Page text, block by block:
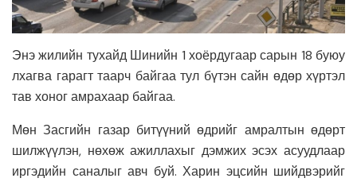
Энэ жилийн тухайд Шинийн 1 хоёрдугаар сарын 18 буюу
лхагва гарагт таарч байгаа тул бүтэн сайн өдөр хүртэл
тав хоног амрахаар байгаа.
Мөн Засгийн газар битүүний өдрийг амралтын өдөрт
шилжүүлэн, нөхөж ажиллахыг дэмжих эсэх асуудлаар
иргэдийн саналыг авч буй. Харин эцсийн шийдвэрийг